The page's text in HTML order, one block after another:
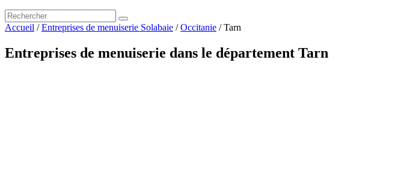
Accueil /Entreprises de menuiserie Solabaie /Occitanie /Tarn
Entreprises de menuiserie dans le département Tarn